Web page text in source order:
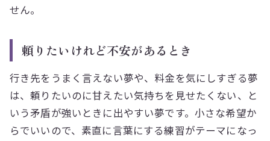
せん。
頼りたいけれど不安があるとき
行き先をうまく言えない夢や、料金を気にしすぎる夢
は、頼りたいのに甘えたい気持ちを見せたくない、と
いう矛盾が強いときに出やすい夢です。小さな希望か
らでいいので、素直に言葉にする練習がテーマになっ